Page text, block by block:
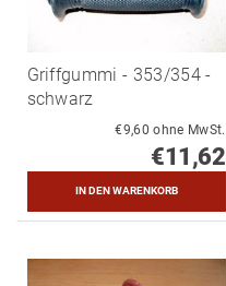
Griffgummi - 353/354 -
schwarz
€9,60 ohne MwSt.
€11,62